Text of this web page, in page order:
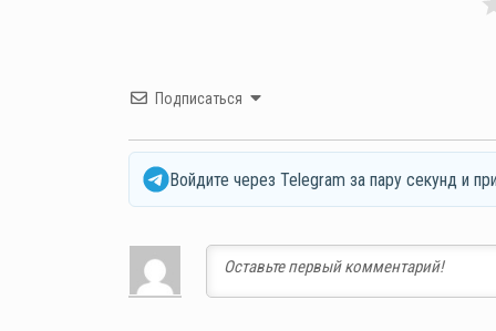
Подписаться
Войдите через Telegram за пару секунд и